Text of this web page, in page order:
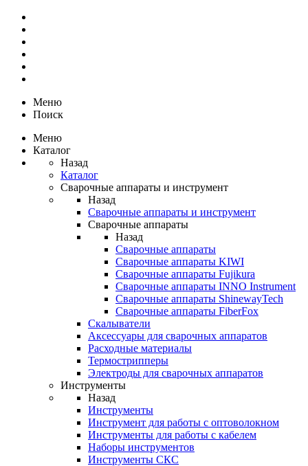
Меню
Поиск
Меню
Каталог
Назад
Каталог
Сварочные аппараты и инструмент
Назад
Сварочные аппараты и инструмент
Сварочные аппараты
Назад
Сварочные аппараты
Сварочные аппараты KIWI
Сварочные аппараты Fujikura
Сварочные аппараты INNO Instrument
Сварочные аппараты ShinewayTech
Cварочные аппараты FiberFox
Скалыватели
Аксессуары для сварочных аппаратов
Расходные материалы
Термострипперы
Электроды для сварочных аппаратов
Инструменты
Назад
Инструменты
Инструмент для работы с оптоволокном
Инструменты для работы с кабелем
Наборы инструментов
Инструменты СКС